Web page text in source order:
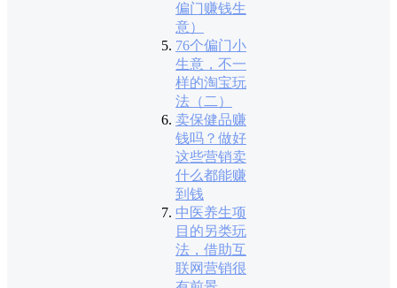
偏门赚钱生
意）
76个偏门小
生意，不一
样的淘宝玩
法（二）
卖保健品赚
钱吗？做好
这些营销卖
什么都能赚
到钱
中医养生项
目的另类玩
法，借助互
联网营销很